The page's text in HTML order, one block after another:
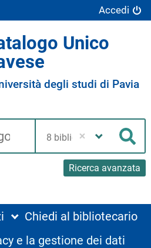
Accedi
Unico
degli studi di Pavia
Ricerca avanzata
biblioteca
Chiedi al bibliotecario
e la gestione dei dati